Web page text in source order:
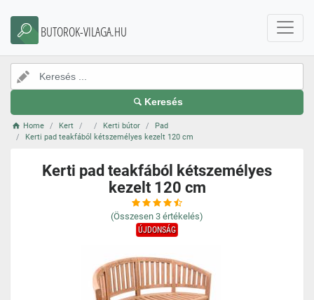
BUTOROK-VILAGA.HU
Keresés
Home Kert Kerti bútor
Pad
Kerti pad teakfából kétszemélyes kezelt 120 cm
Kerti pad teakfából kétszemélyes
kezelt 120 cm
(Összesen 3 értékelés)
ÚJDONSÁG